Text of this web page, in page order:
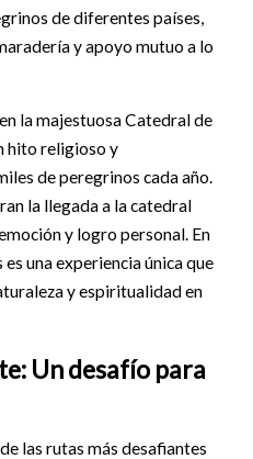
de diferentes países,
y apoyo mutuo a lo
la majestuosa Catedral de
hito religioso y
de peregrinos cada año.
la llegada a la catedral
y logro personal. En
una experiencia única que
y espiritualidad en
Un desafío para
las rutas más desafiantes